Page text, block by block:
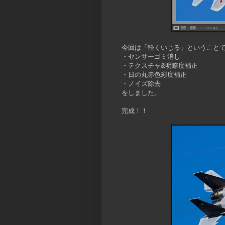
今回は「軽くいじる」ということ
・センサーゴミ消し
・テクスチャ&明瞭度補正
・日の丸赤色彩度補正
・ノイズ除去
をしました。
完成！！